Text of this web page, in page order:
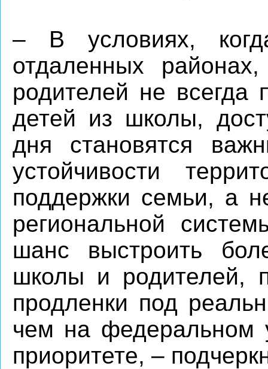
– В условиях,
отдаленных
родителей не всегда
детей из школы,
дня становятся
устойчивости
поддержки семьи, а
региональной
шанс выстроить
школы и родителей,
продленки под
чем на федеральном
приоритете, –